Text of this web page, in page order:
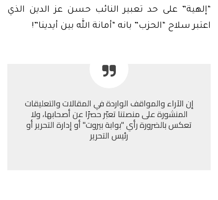
“إلهية” على حد تعبير النائب حسن عز الدين الذي
اعتبر سلاح “الحزب” بانه “أمانة الله بين أيدينا”!
إن الآراء والمواقف الواردة في المقالات والتعليقات
المنشورة على منصتنا تعبّر حصرًا عن أصحابها، ولا
تعكس بالضرورة رأي "بوابة بيروت" أو إدارة التحرير أو
رئيس التحرير